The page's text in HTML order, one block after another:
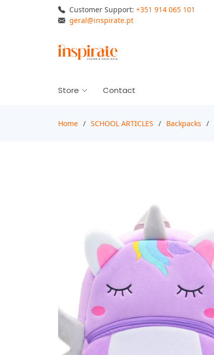
Customer Support: +351 914 065 101
geral@inspirate.pt
Store Contact
Home SCHOOL ARTICLES Backpacks